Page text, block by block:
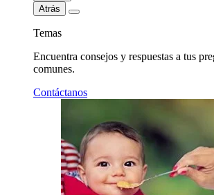
Atrás
Temas
Encuentra consejos y respuestas a tus
comunes.
Contáctanos